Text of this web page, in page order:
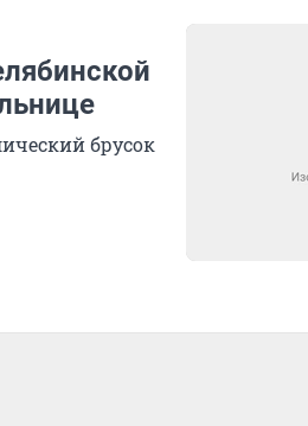
брусок